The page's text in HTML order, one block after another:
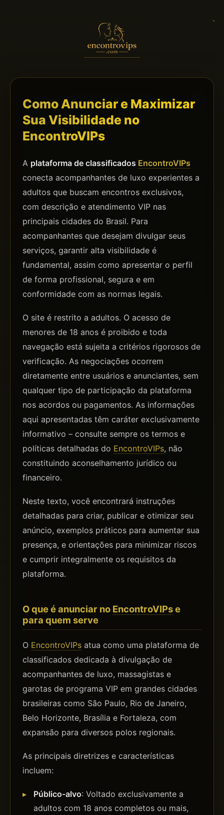
Como Anunciar e Maximizar
Sua Visibilidade no
EncontroVIPs
A plataforma de classificados EncontroVIPs
conecta acompanhantes de luxo experientes a
adultos que buscam encontros exclusivos,
com descrição e atendimento VIP nas
principais cidades do Brasil. Para
acompanhantes que desejam divulgar seus
serviços, garantir alta visibilidade é
fundamental, assim como apresentar o perfil
de forma profissional, segura e em
conformidade com as normas legais.
O site é restrito a adultos. O acesso de
menores de 18 anos é proibido e toda
navegação está sujeita a critérios rigorosos de
verificação. As negociações ocorrem
diretamente entre usuários e anunciantes, sem
qualquer tipo de participação da plataforma
nos acordos ou pagamentos. As informações
aqui apresentadas têm caráter exclusivamente
informativo – consulte sempre os termos e
políticas detalhadas do EncontroVIPs, não
constituindo aconselhamento jurídico ou
financeiro.
Neste texto, você encontrará instruções
detalhadas para criar, publicar e otimizar seu
anúncio, exemplos práticos para aumentar sua
presença, e orientações para minimizar riscos
e cumprir integralmente os requisitos da
plataforma.
O que é anunciar no EncontroVIPse
para quem serve
O EncontroVIPs atua como uma plataforma de
classificados dedicada à divulgação de
acompanhantes de luxo, massagistas e
garotas de programa VIP em grandes cidades
brasileiras como São Paulo, Rio de Janeiro,
Belo Horizonte, Brasília e Fortaleza, com
expansão para diversos polos regionais.
As principais diretrizes e características
incluem:
Público-alvo: Voltado exclusivamente a
adultos com 18 anos completos ou mais,